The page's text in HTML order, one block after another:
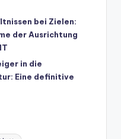
bei Zielen:
der Ausrichtung
in die
Eine definitive